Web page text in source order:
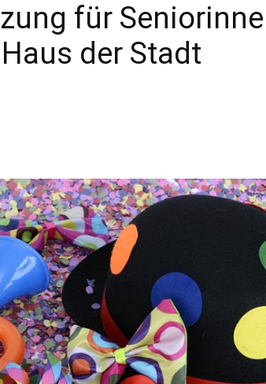
für
der Stadt